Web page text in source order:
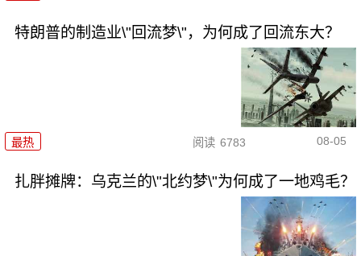
特朗普的制造业\"回流梦\"，为何成了回流东大？
最热 阅读 6783 08-05
扎胖摊牌：乌克兰的\"北约梦\"为何成了一地鸡毛？